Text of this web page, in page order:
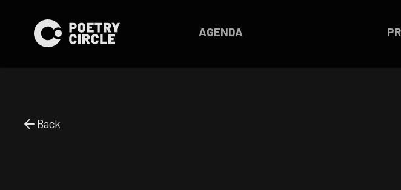
AGENDA
Back